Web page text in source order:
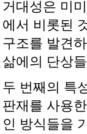
거대성은 미
에서 비롯된
구조를 발견
삶에의 단상
두 번째의 특
판재를 사용
인 방식들을